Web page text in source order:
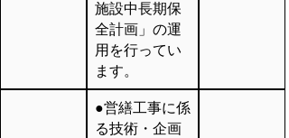
施設中長期保
全計画」の運
用を行ってい
ます。
●営繕工事に係
る技術・企画